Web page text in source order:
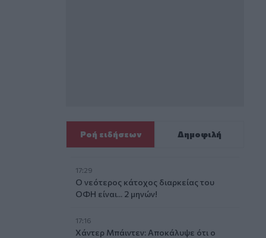
Ροή ειδήσεων Δημοφιλή
17:29
Ο νεότερος κάτοχος διαρκείας του
ΟΦΗ είναι... 2 μηνών!
17:16
Χάντερ Μπάιντεν: Αποκάλυψε ότι ο